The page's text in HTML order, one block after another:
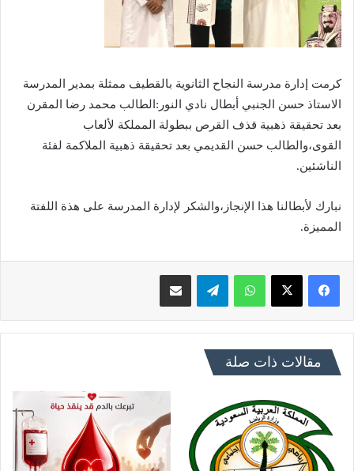
كرمت إدارة مدرسة النجاح الثانوية بالقطيف ممثلة بمدير المدرسة
الاستاذ حسن الجنبي أبطال نادي النور:الطالب محمد رضا المقرن
بعد تحقيقة ذهبية قذف القرص ببطولة المملكة لألعاب
القوى،والطالب حسن القديمي بعد تحقيقة ذهبية الملاكمة لفئة
الناشئين.
نبارك لأبطالنا هذا الإنجاز،والشكر لإدارة المدرسة على هذة اللفتة
المميزة.
فيسبوك X واتساب تيلقرام
مقالات ذات صلة